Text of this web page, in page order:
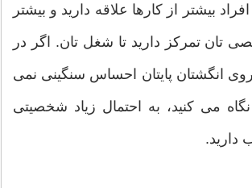
بیشتر از کارها علاقه دارید و بیشتر
تان تمرکز دارید تا شغل تان. اگر در
انگشتان پایتان احساس سنگینی نمی
می کنید، به احتمال زیاد شخصیتی
دارید.